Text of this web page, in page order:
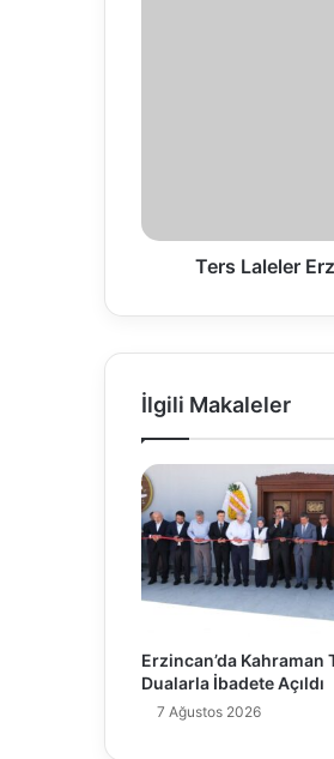
Ters Laleler
İlgili Makaleler
Erzincan’da Kahraman
Dualarla İbadete Açıldı
7 Ağustos 2026